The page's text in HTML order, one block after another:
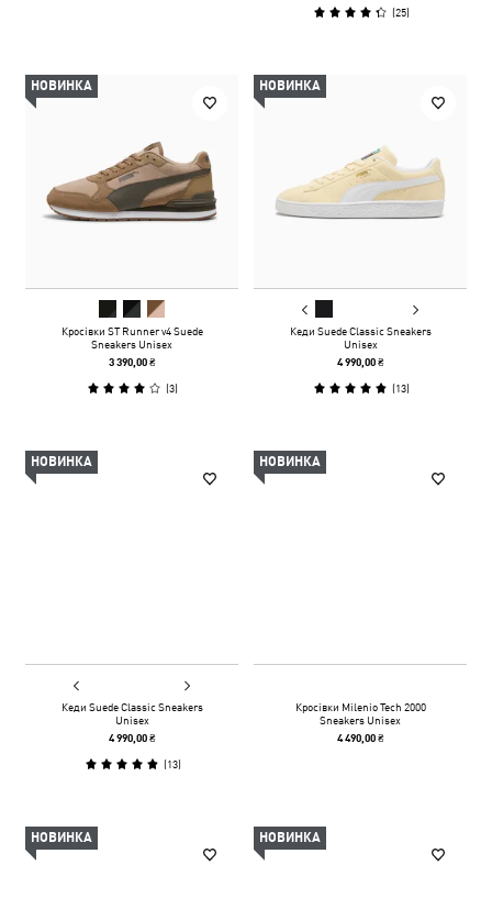
(25)
НОВИНКА
Кросівки ST Runner v4 Suede
Sneakers Unisex
3 390,00 ₴
(3)
НОВИНКА
Кеди Suede Classic Sneakers
Unisex
4 990,00 ₴
(13)
НОВИНКА
Кеди Suede Classic Sneakers
Unisex
4 990,00 ₴
(13)
НОВИНКА
Кросівки Milenio Tech 2000
Sneakers Unisex
4 490,00 ₴
НОВИНКА НОВИНКА